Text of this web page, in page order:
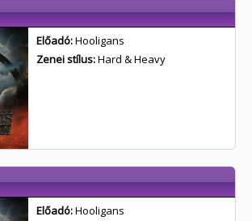
Előadó:Hooligans
Zenei stílus:Hard & Heavy
Előadó:Hooligans